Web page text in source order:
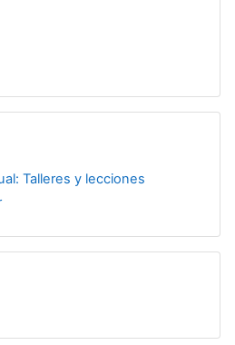
Talleres y lecciones